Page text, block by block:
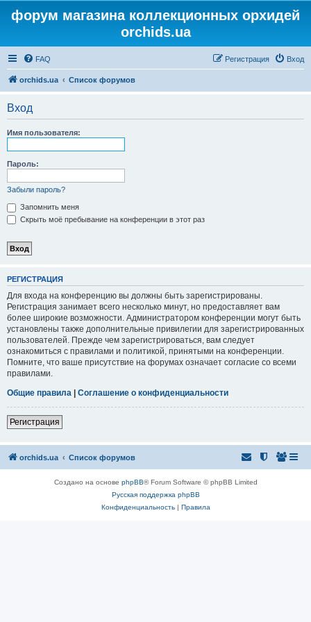
форум магазина коллекционных орхидей
orchids.ua
FAQ Вход
Регистрация
orchids.ua Список форумов
Вход
Имя пользователя:
Пароль:
Забыли пароль?
Запомнить меня
Скрыть моё пребывание на конференции в этот раз
РЕГИСТРАЦИЯ
Для входа на конференцию вы должны быть зарегистрированы.
Регистрация занимает всего несколько минут, но предоставляет вам
более широкие возможности. Администратором конференции могут быть
установлены также дополнительные привилегии для зарегистрированных
пользователей. Прежде чем зарегистрироваться, вам следует
ознакомиться с правилами и политикой, принятыми на конференции.
Помните, что ваше присутствие на форумах означает согласие со всеми
правилами.
Общие правила | Соглашение о конфиденциальности
Регистрация
orchids.ua Список форумов
Создано на основе phpBB® Forum Software © phpBB Limited
Русская поддержка phpBB
Конфиденциальность| Правила